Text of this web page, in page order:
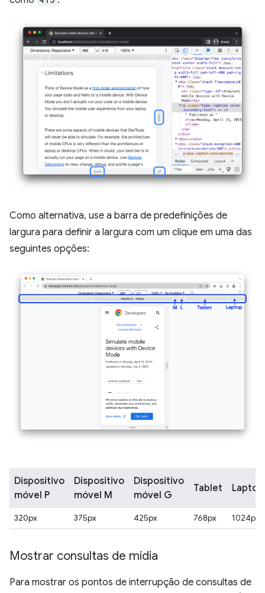
Como alternativa, use a barra de predefinições de
largura para definir a largura com um clique em uma das
seguintes opções:
Dispositivo
móvel P
Dispositivo
móvel M
Dispositivo
móvel G
Tablet Laptop
320px 375px 425px 768px 1024px
Mostrar consultas de mídia
Para mostrar os pontos de interrupção de consultas de